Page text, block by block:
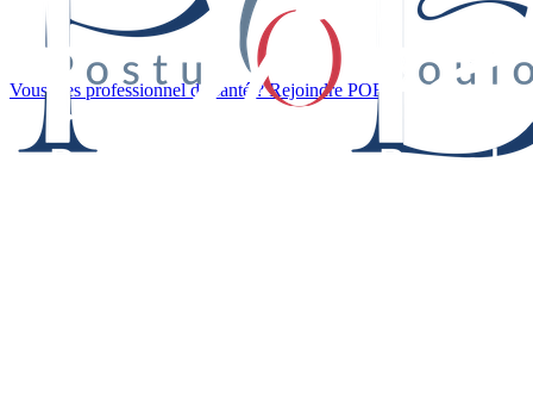
Vous êtes professionnel de santé ? Rejoindre POB